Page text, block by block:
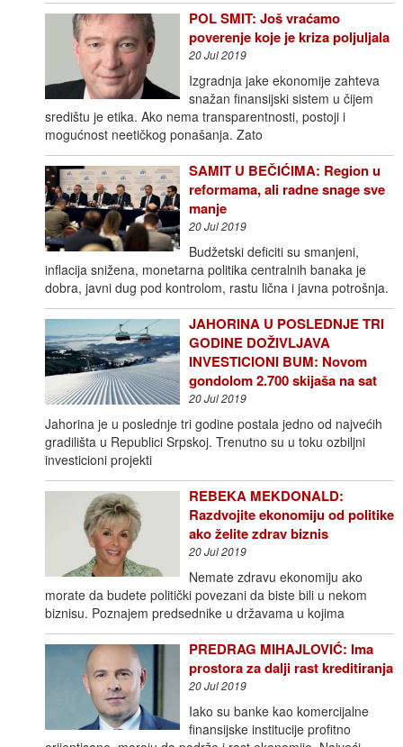
POL SMIT: Još vraćamo
poverenje koje je kriza poljuljala
20 Jul 2019
Izgradnja jake ekonomije zahteva
snažan finansijski sistem u čijem
središtu je etika. Ako nema transparentnosti, postoji i
mogućnost neetičkog ponašanja. Zato
SAMIT U BEČIĆIMA: Region u
reformama, ali radne snage sve
manje
20 Jul 2019
Budžetski deficiti su smanjeni,
inflacija snižena, monetarna politika centralnih banaka je
dobra, javni dug pod kontrolom, rastu lična i javna potrošnja.
JAHORINA U POSLEDNJE TRI
GODINE DOŽIVLJAVA
INVESTICIONI BUM: Novom
gondolom 2.700 skijaša na sat
20 Jul 2019
Jahorina je u poslednje tri godine postala jedno od najvećih
gradilišta u Republici Srpskoj. Trenutno su u toku ozbiljni
investicioni projekti
REBEKA MEKDONALD:
Razdvojite ekonomiju od politike
ako želite zdrav biznis
20 Jul 2019
Nemate zdravu ekonomiju ako
morate da budete politički povezani da biste bili u nekom
biznisu. Poznajem predsednike u državama u kojima
PREDRAG MIHAJLOVIĆ: Ima
prostora za dalji rast kreditiranja
20 Jul 2019
Iako su banke kao komercijalne
finansijske institucije profitno